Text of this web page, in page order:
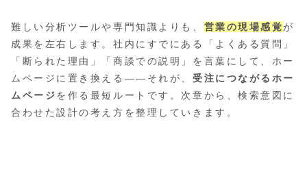
難しい分析ツールや専門知識よりも、 営業の現場感覚が
成果を左右します。社内にすでにある「よくある質問」
「断られた理由」「商談での説明」を言葉にして、ホー
ムページに置き換える――それが、 受注につながるホー
ムページを作る最短ルートです。次章から、検索意図に
合わせた設計の考え方を整理していきます。